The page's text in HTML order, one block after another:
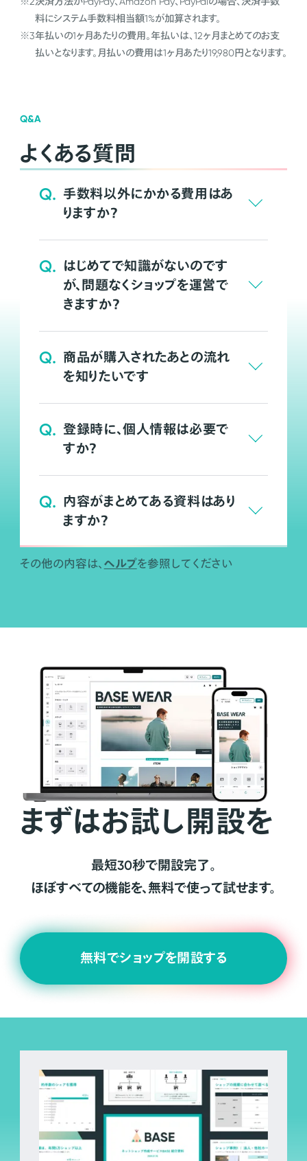
料にシステム手数料相当額1%が加算されます。
※3年払いの1ヶ月あたりの費用。年払いは、12ヶ月まとめてのお支
払いとなります。月払いの費用は1ヶ月あたり19,980円となります。
Q&A
よくある質問
Q. 手数料以外にかかる費用はあ
りますか？
Q. はじめてで知識がないのです
が、問題なくショップを運営で
きますか？
Q. 商品が購入されたあとの流れ
を知りたいです
Q. 登録時に、個人情報は必要で
すか？
Q. 内容がまとめてある資料はあり
ますか？
その他の内容は、 ヘルプを参照してください
まずはお試し開設を
最短30秒で開設完了。
ほぼすべての機能を、無料で使って試せます。
無料でショップを開設する